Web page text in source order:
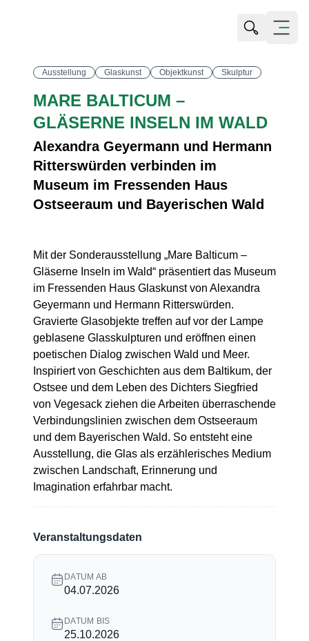
Suche
Menü
Alle Bilder ansehen
Ausstellung Glaskunst Objektkunst Skulptur
MARE BALTICUM –
GLÄSERNE INSELN IM WALD
Alexandra Geyermann und Hermann
Ritterswürden verbinden im
Museum im Fressenden Haus
Ostseeraum und Bayerischen Wald
Mit der Sonderausstellung „Mare Balticum –
Gläserne Inseln im Wald“ präsentiert das Museum
im Fressenden Haus Glaskunst von Alexandra
Geyermann und Hermann Ritterswürden.
Gravierte Glasobjekte treffen auf vor der Lampe
geblasene Glasskulpturen und eröffnen einen
poetischen Dialog zwischen Wald und Meer.
Inspiriert von Geschichten aus dem Baltikum, der
Ostsee und dem Leben des Dichters Siegfried
von Vegesack ziehen die Arbeiten überraschende
Verbindungslinien zwischen dem Ostseeraum
und dem Bayerischen Wald. So entsteht eine
Ausstellung, die Glas als erzählerisches Medium
zwischen Landschaft, Erinnerung und
Imagination erfahrbar macht.
Veranstaltungsdaten
DATUM AB
04.07.2026
DATUM BIS
25.10.2026